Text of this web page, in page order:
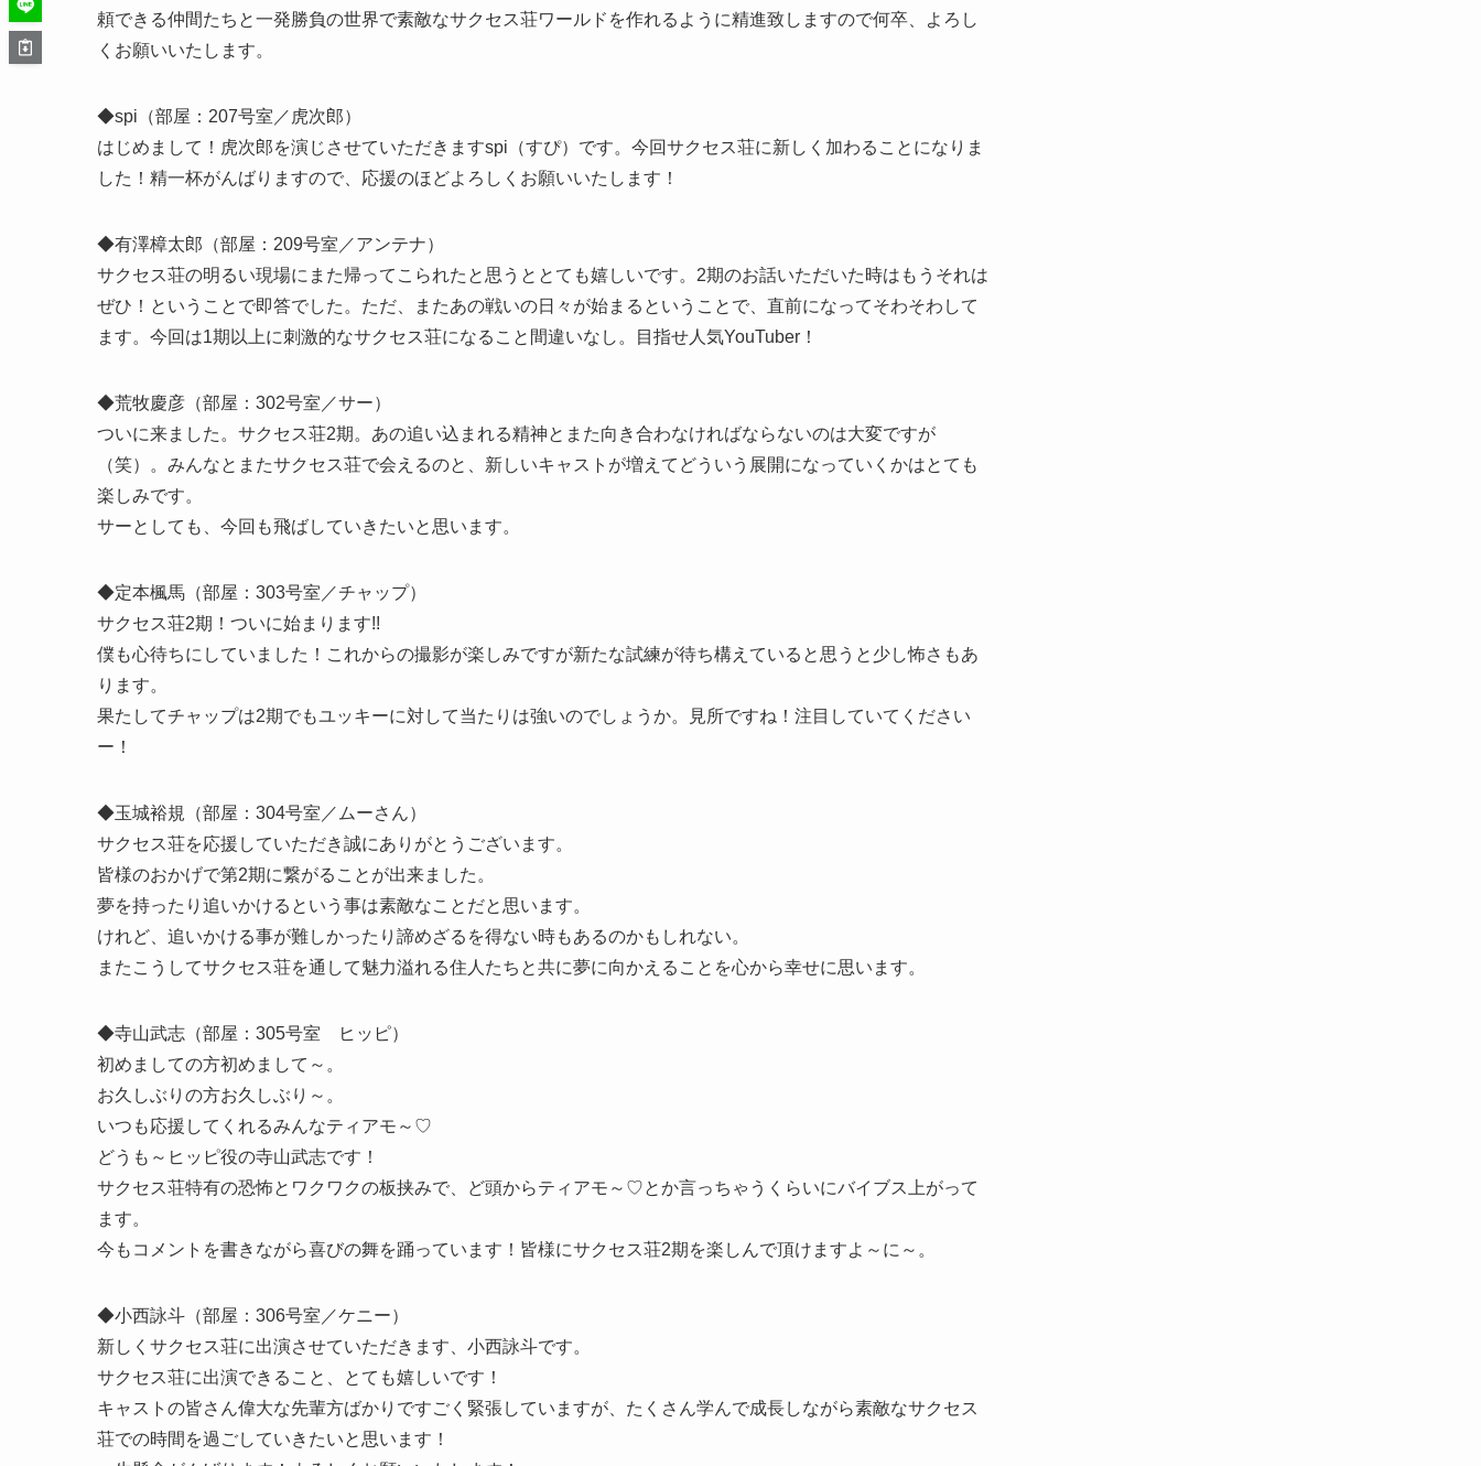
頼できる仲間たちと一発勝負の世界で素敵なサクセス荘ワールドを作れるように精進致しますので何卒、よろし
くお願いいたします。
◆spi（部屋：207号室／虎次郎）
はじめまして！虎次郎を演じさせていただきますspi（すぴ）です。今回サクセス荘に新しく加わることになりま
した！精一杯がんばりますので、応援のほどよろしくお願いいたします！
◆有澤樟太郎（部屋：209号室／アンテナ）
サクセス荘の明るい現場にまた帰ってこられたと思うととても嬉しいです。2期のお話いただいた時はもうそれは
ぜひ！ということで即答でした。ただ、またあの戦いの日々が始まるということで、直前になってそわそわして
ます。今回は1期以上に刺激的なサクセス荘になること間違いなし。目指せ人気YouTuber！
◆荒牧慶彦（部屋：302号室／サー）
ついに来ました。サクセス荘2期。あの追い込まれる精神とまた向き合わなければならないのは大変ですが
（笑）。みんなとまたサクセス荘で会えるのと、新しいキャストが増えてどういう展開になっていくかはとても
楽しみです。
サーとしても、今回も飛ばしていきたいと思います。
◆定本楓馬（部屋：303号室／チャップ）
サクセス荘2期！ついに始まります!!
僕も心待ちにしていました！これからの撮影が楽しみですが新たな試練が待ち構えていると思うと少し怖さもあ
ります。
果たしてチャップは2期でもユッキーに対して当たりは強いのでしょうか。見所ですね！注目していてください
ー！
◆玉城裕規（部屋：304号室／ムーさん）
サクセス荘を応援していただき誠にありがとうございます。
皆様のおかげで第2期に繋がることが出来ました。
夢を持ったり追いかけるという事は素敵なことだと思います。
けれど、追いかける事が難しかったり諦めざるを得ない時もあるのかもしれない。
またこうしてサクセス荘を通して魅力溢れる住人たちと共に夢に向かえることを心から幸せに思います。
◆寺山武志（部屋：305号室 ヒッピ）
初めましての方初めまして～。
お久しぶりの方お久しぶり～。
いつも応援してくれるみんなティアモ～♡
どうも～ヒッピ役の寺山武志です！
サクセス荘特有の恐怖とワクワクの板挟みで、ど頭からティアモ～♡とか言っちゃうくらいにバイブス上がって
ます。
今もコメントを書きながら喜びの舞を踊っています！皆様にサクセス荘2期を楽しんで頂けますよ～に～。
◆小西詠斗（部屋：306号室／ケニー）
新しくサクセス荘に出演させていただきます、小西詠斗です。
サクセス荘に出演できること、とても嬉しいです！
キャストの皆さん偉大な先輩方ばかりですごく緊張していますが、たくさん学んで成長しながら素敵なサクセス
荘での時間を過ごしていきたいと思います！